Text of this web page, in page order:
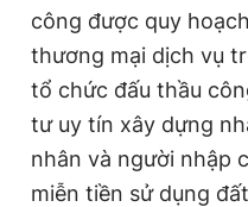
công được quy
thương mại dịch vụ
tổ chức đấu thầu
tư uy tín xây dựng
nhân và người nhập
miễn tiền sử dụng